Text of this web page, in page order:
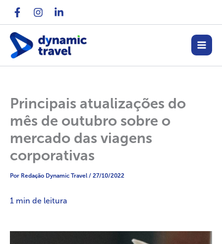
conteúdo
Principais atualizações do
mês de outubro sobre o
mercado das viagens
corporativas
Por Redação Dynamic Travel / 27/10/2022
1 min de leitura